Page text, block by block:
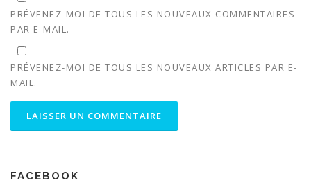
PRÉVENEZ-MOI DE TOUS LES NOUVEAUX COMMENTAIRES
PAR E-MAIL.
PRÉVENEZ-MOI DE TOUS LES NOUVEAUX ARTICLES PAR E-
MAIL.
FACEBOOK